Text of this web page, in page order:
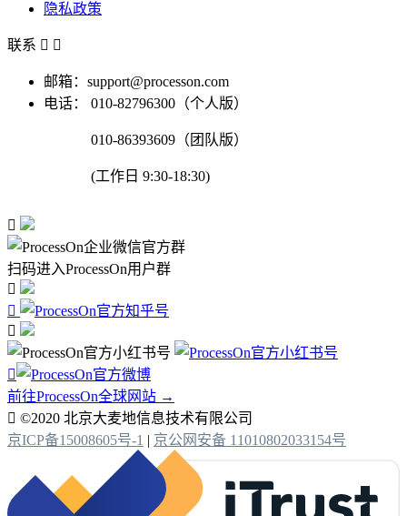
隐私政策
联系  
邮箱：support@processon.com
电话：
010-82796300（个人版）
010-86393609（团队版）
(工作日 9:30-18:30)

扫码进入ProcessOn用户群




前往ProcessOn全球网站 →
 ©2020 北京大麦地信息技术有限公司
京ICP备15008605号-1 | 京公网安备 11010802033154号